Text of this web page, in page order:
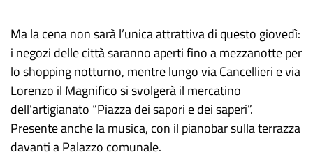
Ma la cena non sarà l’unica attrattiva di questo giovedì:
i negozi delle città saranno aperti fino a mezzanotte per
lo shopping notturno, mentre lungo via Cancellieri e via
Lorenzo il Magnifico si svolgerà il mercatino
dell’artigianato “Piazza dei sapori e dei saperi”.
Presente anche la musica, con il pianobar sulla terrazza
davanti a Palazzo comunale.